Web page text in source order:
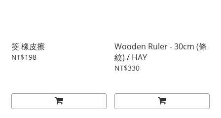
筊 橡皮擦
NT$198
Wooden Ruler - 30cm (條
紋) / HAY
NT$330